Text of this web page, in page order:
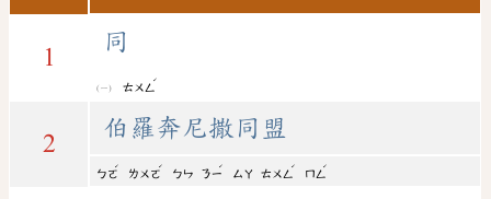
1
同
ㄊㄨㄥ
ˊ
2
伯羅奔尼撒同盟
ㄅㄛ
ˊ
ㄌㄨㄛ
ˊ
ㄅㄣ ㄋㄧ
ˊ
ㄙㄚ ㄊㄨㄥ
ˊ
ㄇㄥ
ˊ